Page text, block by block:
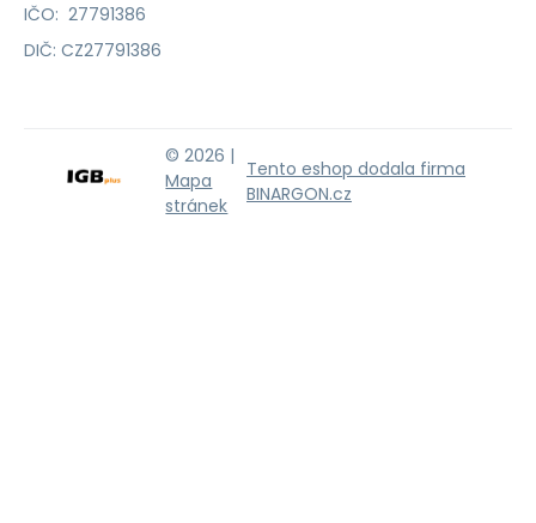
IČO: 27791386
DIČ: CZ27791386
© 2026 |
Mapa
stránek
Tento eshop dodala firma
BINARGON.cz